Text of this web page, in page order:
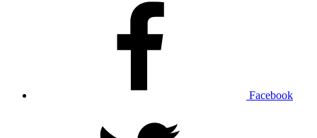
Facebook